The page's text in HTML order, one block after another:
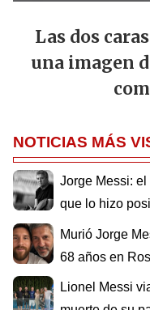
Las dos
una imagen
NOTICIAS MÁS
Jorge Messi:
que lo hizo
Murió Jorge
68 años en
Lionel Messi